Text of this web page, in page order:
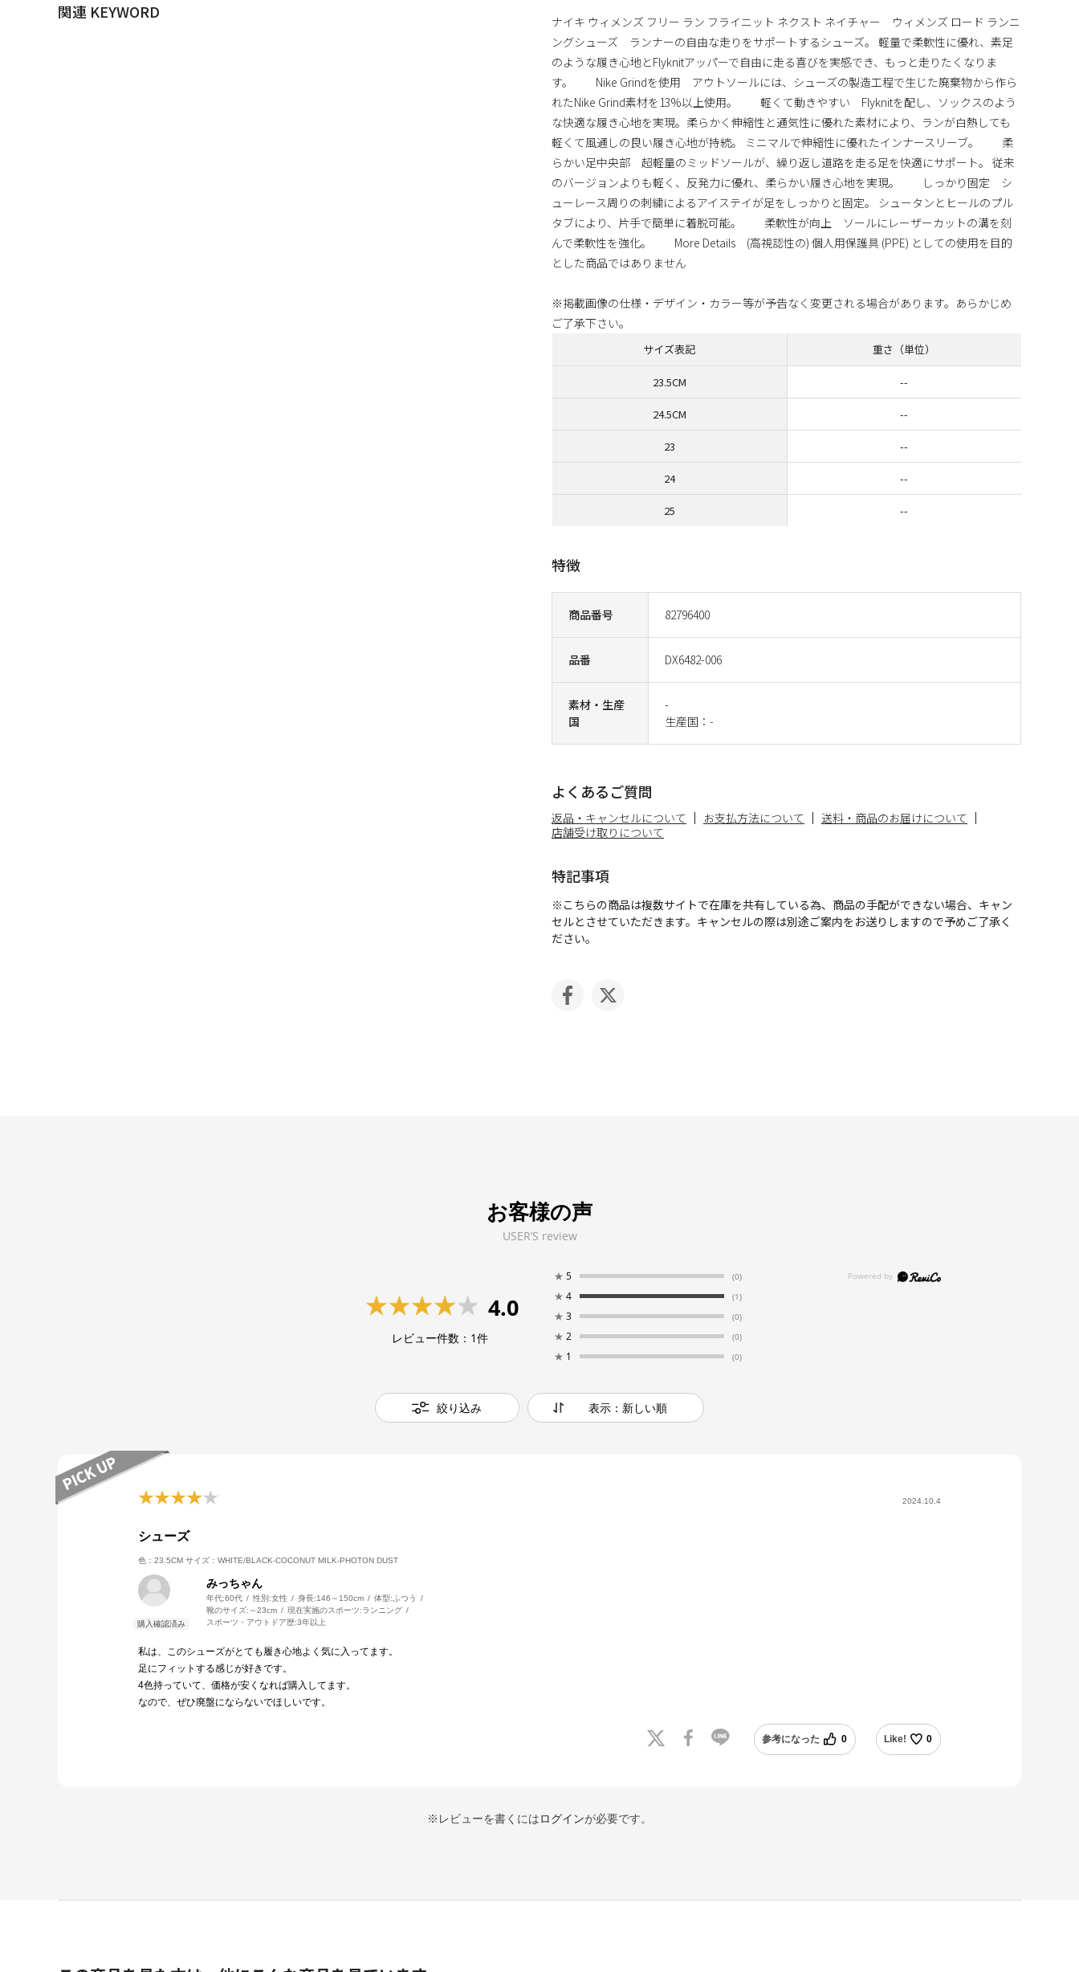
関連 KEYWORD
商品番号 82796400
品番 DX6482-006
素材・生産
国
-
生産国：-
ナイキ ウィメンズ フリー ラン フライニット ネクスト ネイチャー ウィメンズ ロード ランニ
ングシューズ ランナーの自由な走りをサポートするシューズ。 軽量で柔軟性に優れ、素足
のような履き心地とFlyknitアッパーで自由に走る喜びを実感でき、もっと走りたくなりま
す。 Nike Grindを使用 アウトソールには、シューズの製造工程で生じた廃棄物から作ら
れたNike Grind素材を13%以上使用。 軽くて動きやすい Flyknitを配し、ソックスのよう
な快適な履き心地を実現。柔らかく伸縮性と通気性に優れた素材により、ランが白熱しても
軽くて風通しの良い履き心地が持続。 ミニマルで伸縮性に優れたインナースリーブ。 柔
らかい足中央部 超軽量のミッドソールが、繰り返し道路を走る足を快適にサポート。 従来
のバージョンよりも軽く、反発力に優れ、柔らかい履き心地を実現。 しっかり固定 シ
ューレース周りの刺繍によるアイステイが足をしっかりと固定。 シュータンとヒールのプル
タブにより、片手で簡単に着脱可能。 柔軟性が向上 ソールにレーザーカットの溝を刻
んで柔軟性を強化。 More Details (高視認性の) 個人用保護具 (PPE) としての使用を目的
とした商品ではありません
※掲載画像の仕様・デザイン・カラー等が予告なく変更される場合があります。あらかじめ
ご了承下さい。
特徴
よくあるご質問
返品・キャンセルについて お支払方法について
送料・商品のお届けについて
店舗受け取りについて
特記事項
※こちらの商品は複数サイトで在庫を共有している為、商品の手配ができない場合、キャン
セルとさせていただきます。キャンセルの際は別途ご案内をお送りしますので予めご了承く
ださい。
サイズ表記 重さ（単位）
23.5CM --
24.5CM --
23 --
24 --
25 --
お客様の声
USER’S review
4.0
レビュー件数： 1件
★ 5 (0)
★ 4 (1)
★ 3 (0)
★ 2 (0)
★ 1 (0)
絞り込み 表示：新しい順
2024.10.4
シューズ
色：23.5CM サイズ：WHITE/BLACK-COCONUT MILK-PHOTON DUST
みっちゃん
年代:60代 性別:女性 身長:146～150cm 体型:ふつう
靴のサイズ: ～23cm 現在実施のスポーツ:ランニング
スポーツ・アウトドア歴:3年以上
私は、このシューズがとても履き心地よく気に入ってます。
足にフィットする感じが好きです。
4色持っていて、価格が安くなれば購入してます。
なので、ぜひ廃盤にならないでほしいです。
参考になった 0 Like! 0
※レビューを書くにはログインが必要です。